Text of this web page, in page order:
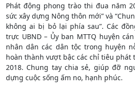
Phát động phong trào thi đua năm
sức xây dựng Nông thôn mới” và
không ai bị bỏ lại phía sau”. Các
trực UBND – Ủy ban MTTQ huyện
nhân dân các dân tộc trong huyện
hoàn thành vượt bậc các chỉ tiêu phát
2018. Chung tay chia sẻ, giúp đỡ
dựng cuộc sống ấm no, hạnh phúc.